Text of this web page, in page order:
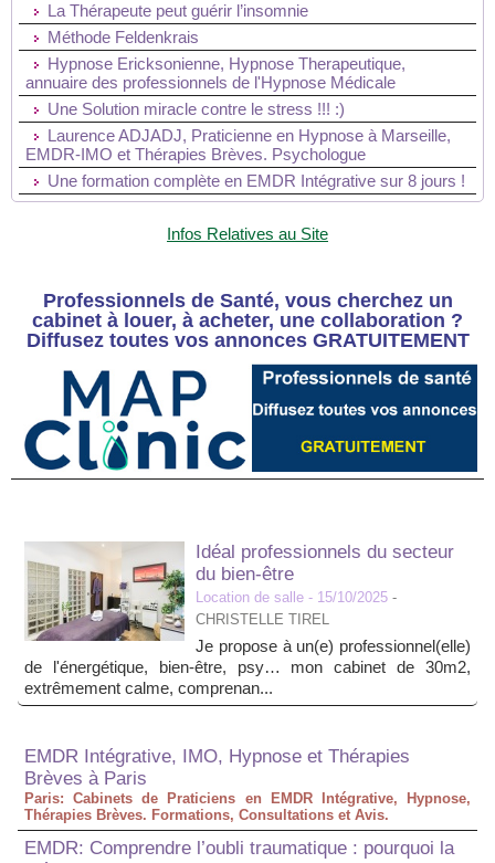
La Thérapeute peut guérir l’insomnie
Méthode Feldenkrais
Hypnose Ericksonienne, Hypnose Therapeutique,
annuaire des professionnels de l'Hypnose Médicale
Une Solution miracle contre le stress !!! :)
Laurence ADJADJ, Praticienne en Hypnose à Marseille,
EMDR-IMO et Thérapies Brèves. Psychologue
Une formation complète en EMDR Intégrative sur 8 jours !
Infos Relatives au Site
Professionnels de Santé, vous cherchez un
cabinet à louer, à acheter, une collaboration ?
Diffusez toutes vos annonces GRATUITEMENT
Idéal professionnels du secteur
du bien-être
Location de salle - 15/10/2025 -
CHRISTELLE TIREL
Je propose à un(e) professionnel(elle)
de l'énergétique, bien-être, psy… mon cabinet de 30m2,
extrêmement calme, comprenan...
EMDR Intégrative, IMO, Hypnose et Thérapies
Brèves à Paris
Paris: Cabinets de Praticiens en EMDR Intégrative, Hypnose,
Thérapies Brèves. Formations, Consultations et Avis.
EMDR: Comprendre l’oubli traumatique : pourquoi la